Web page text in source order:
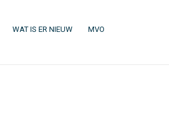
(CURRENT)
WAT IS ER NIEUW(CURRENT)
MVO